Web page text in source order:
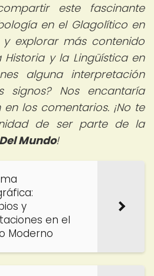
este fascinante
en el Glagolítico en
y explorar más contenido
y la Lingüística en
alguna interpretación
signos? Nos encantaría
los comentarios. ¡No te
de ser parte de la
Mundo!
y
en el
Moderno